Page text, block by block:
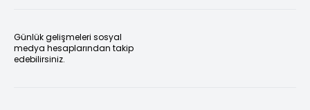
Günlük gelişmeleri sosyal
medya hesaplarından takip
edebilirsiniz.